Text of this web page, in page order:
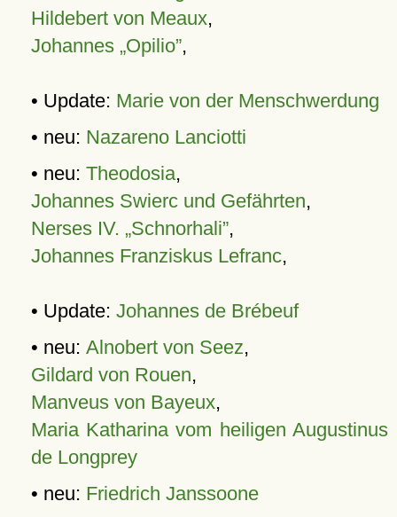
Hildebert von Meaux,
Johannes „Opilio”,
• Update: Marie von der Menschwerdung
• neu: Nazareno Lanciotti
• neu: Theodosia,
Johannes Swierc und Gefährten,
Nerses IV. „Schnorhali”,
Johannes Franziskus Lefranc,
• Update: Johannes de Brébeuf
• neu: Alnobert von Seez,
Gildard von Rouen,
Manveus von Bayeux,
Maria Katharina vom heiligen Augustinus
de Longprey
• neu: Friedrich Janssoone